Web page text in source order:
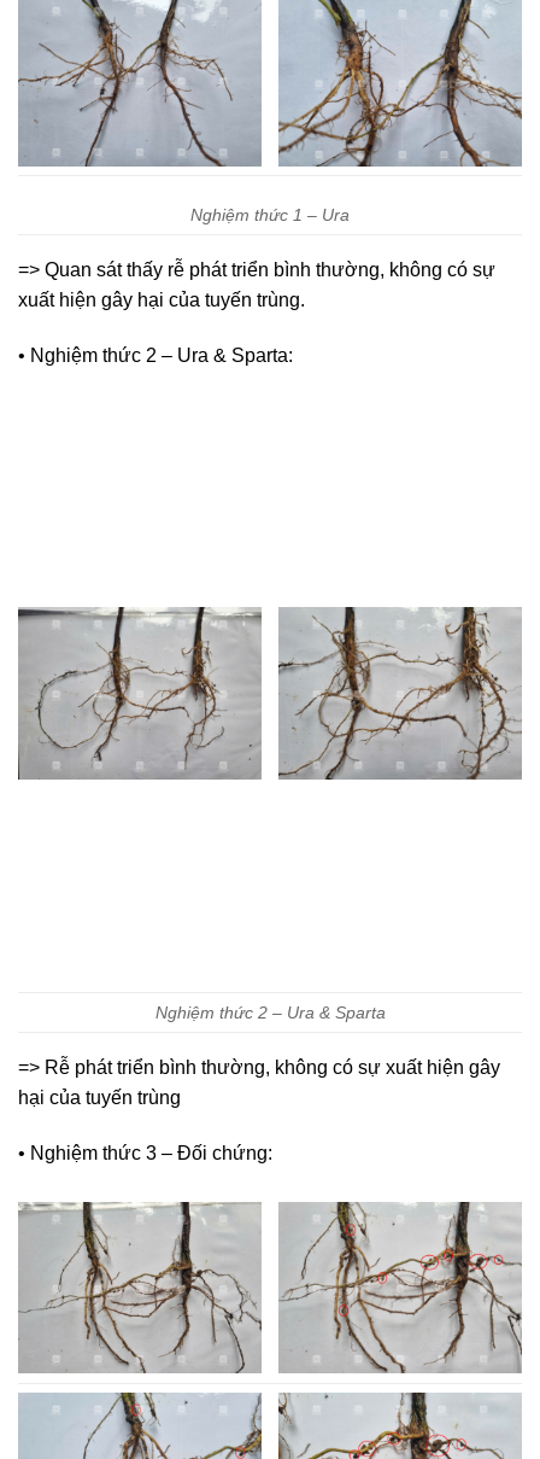
Nghiệm thức 1 – Ura
=> Quan sát thấy rễ phát triển bình thường, không có sự
xuất hiện gây hại của tuyến trùng.
• Nghiệm thức 2 – Ura & Sparta:
Nghiệm thức 2 – Ura & Sparta
=> Rễ phát triển bình thường, không có sự xuất hiện gây
hại của tuyến trùng
• Nghiệm thức 3 – Đối chứng: